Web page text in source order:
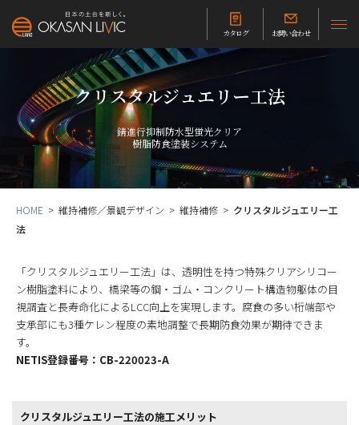
カタログ お問い合わせ
クリスタルジュエリー工法
錆進行抑制防水型蛍光クリア
樹脂防食塗装システム
HOME 維持補修／景観デザイン 維持補修
クリスタルジュエリー工
法
「クリスタルジュエリー工法」は、透明性を持つ特殊クリアシリコー
ン樹脂塗料により、橋梁等の鋼・ゴム・コンクリート構造物躯体の目
視調査と長寿命化によるLCC向上を実現します。腐食の多い桁端部や
支承部にも3種ケレン程度の素地調整で長期防食効果が期待できま
す。
NETIS登録番号：CB-220023-A
クリスタルジュエリー工法の施工メリット